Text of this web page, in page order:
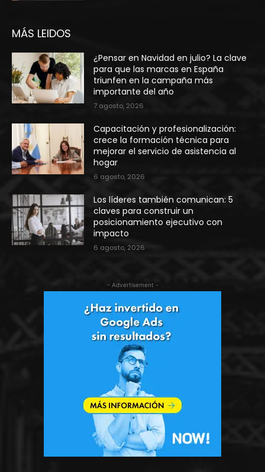
MÁS LEIDOS
¿Pensar en Navidad en julio? La clave
para que las marcas en España
triunfen en la campaña más
importante del año
7 agosto, 2026
Capacitación y profesionalización:
crece la formación técnica para
mejorar el servicio de asistencia al
hogar
6 agosto, 2026
Los líderes también comunican: 5
claves para construir un
posicionamiento ejecutivo con
impacto
6 agosto, 2026
- Advertisement -